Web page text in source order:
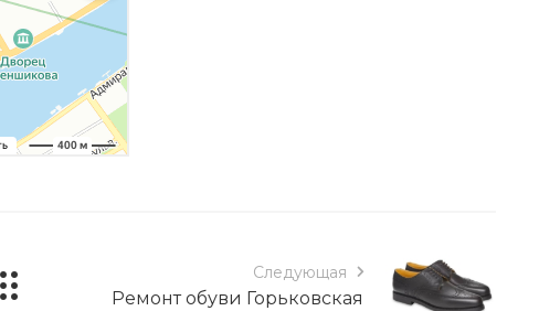
Следующая
Ремонт обуви Горьковская